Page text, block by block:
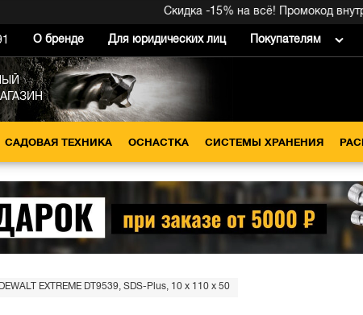
Скидка -15% на всё! Промокод внутри →
О бренде Для юридических лиц Покупателям
САДОВАЯ ТЕХНИКА ОСНАСТКА СИСТЕМЫ ХРАНЕНИЯ
EXTREME DT9539, SDS-Plus, 10 x 110 x 50